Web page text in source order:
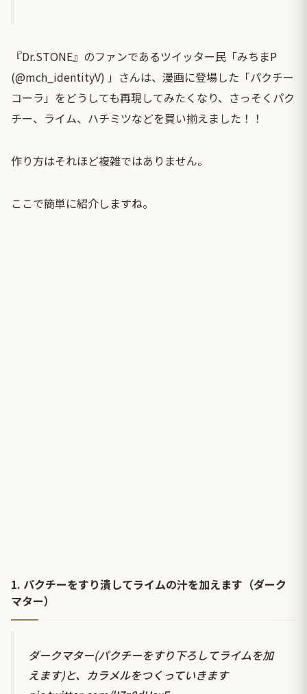
『Dr.STONE』のファンであるツイッター民「みちまP
(@mch_identityV) 」さんは、漫画に登場した「パクチー
コーラ」をどうしても再現してみたくなり、さっそくパク
チー、ライム、ハチミツなどを買い揃えました！！
作り方はそれほど複雑ではありません。
ここで簡単に紹介しますね。
1. パクチーをすり潰してライムの汁を加えます（ダーク
マター）
ダークマター(パクチーをすり下ろしてライムを加
えます)と、カラメルをつくっていきます